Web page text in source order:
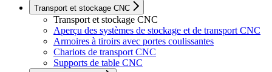
Transport et stockage CNC
Transport et stockage CNC
Aperçu des systèmes de stockage et de transport CNC
Armoires à tiroirs avec portes coulissantes
Chariots de transport CNC
Supports de table CNC